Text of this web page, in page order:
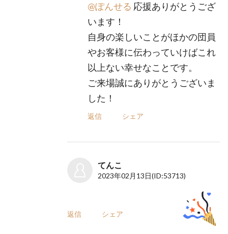
@ぽんせる 応援ありがとうござ
います！
自身の楽しいことがほかの団員
やお客様に伝わっていけばこれ
以上ない幸せなことです。
ご来場誠にありがとうございま
した！
返信 シェア
てんこ
2023年02月13日(ID:53713)
返信 シェア